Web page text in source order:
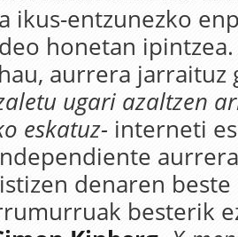
ikus-entzunezko
honetan
aurrera
ugari azaltzen
eskatuz- interneti
denaren
besterik